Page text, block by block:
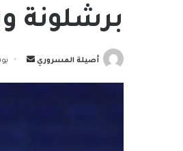
برشلونة
أصيلة المسروري
أرسل يونيو